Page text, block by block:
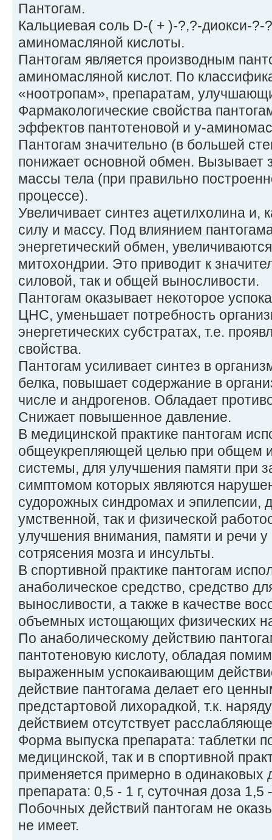
Пантогам.
Кальциевая соль D-( + )-?,?-диокси-
аминомасляной кислоты.
Пантогам является производным
аминомасляной кислот. По
«ноотропам», препаратам,
Фармакологические свойства
эффектов пантотеновой и у-
Пантогам значительно (в большей
понижает основной обмен. Вызывает
массы тела (при правильно
процессе).
Увеличивает синтез ацетилхолина и,
силу и массу. Под влиянием
энергетический обмен,
митохондрии. Это приводит к
силовой, так и общей выносливости.
Пантогам оказывает некоторое
ЦНС, уменьшает потребность
энергетических субстратах, т.е.
свойства.
Пантогам усиливает синтез в
белка, повышает содержание в
числе и андрогенов. Обладает
Снижает повышенное давление.
В медицинской практике пантогам
общеукрепляющей целью при общем
системы, для улучшения памяти при
симптомом которых являются
судорожных синдромах и эпилепсии,
умственной, так и физической
улучшения внимания, памяти и речи
сотрясения мозга и инсульты.
В спортивной практике пантогам
анаболическое средство, средство
выносливости, а также в качестве
объемных истощающих физических
По анаболическому действию
пантотеновую кислоту, обладая
выраженным успокаивающим
действие пантогама делает его
предстартовой лихорадкой, т.к.
действием отсутствует
Форма выпуска препарата: таблетки
медицинской, так и в спортивной
применяется примерно в одинаковых
препарата: 0,5 - 1 г, суточная доза 1,5
Побочных действий пантогам не
не имеет.